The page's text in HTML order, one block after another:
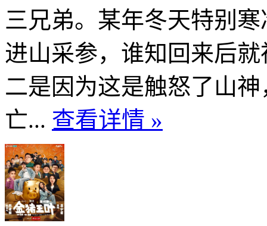
三兄弟。某年冬天特别
进山采参，谁知回来后
二是因为这是触怒了山
亡... 查看详情 »